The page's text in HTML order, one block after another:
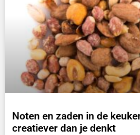
Noten en zaden in de
creatiever dan je denkt